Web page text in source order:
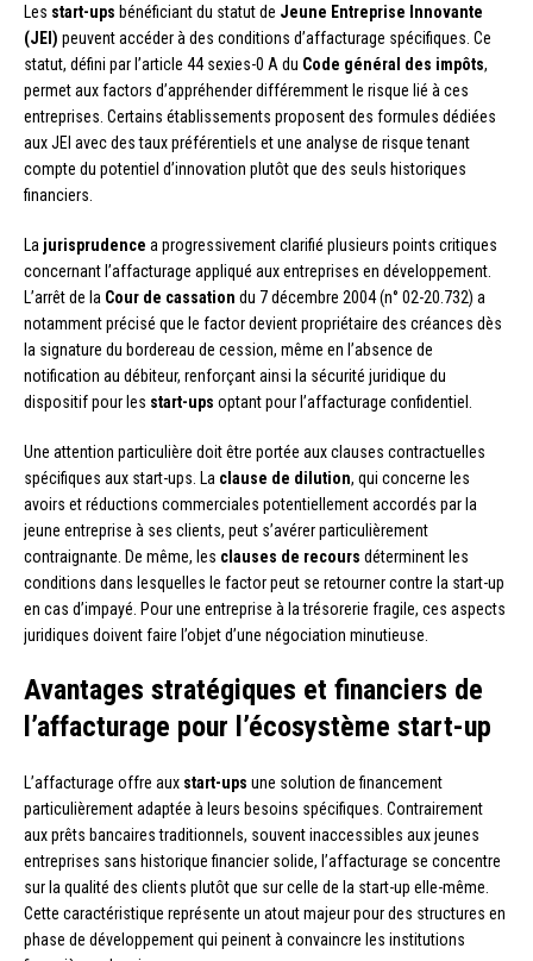
Les start-ups bénéficiant du statut de Jeune Entreprise Innovante
(JEI) peuvent accéder à des conditions d’affacturage spécifiques. Ce
statut, défini par l’article 44 sexies-0 A du Code général des impôts,
permet aux factors d’appréhender différemment le risque lié à ces
entreprises. Certains établissements proposent des formules dédiées
aux JEI avec des taux préférentiels et une analyse de risque tenant
compte du potentiel d’innovation plutôt que des seuls historiques
financiers.
La jurisprudence a progressivement clarifié plusieurs points critiques
concernant l’affacturage appliqué aux entreprises en développement.
L’arrêt de la Cour de cassation du 7 décembre 2004 (n° 02-20.732) a
notamment précisé que le factor devient propriétaire des créances dès
la signature du bordereau de cession, même en l’absence de
notification au débiteur, renforçant ainsi la sécurité juridique du
dispositif pour les start-ups optant pour l’affacturage confidentiel.
Une attention particulière doit être portée aux clauses contractuelles
spécifiques aux start-ups. La clause de dilution, qui concerne les
avoirs et réductions commerciales potentiellement accordés par la
jeune entreprise à ses clients, peut s’avérer particulièrement
contraignante. De même, les clauses de recours déterminent les
conditions dans lesquelles le factor peut se retourner contre la start-up
en cas d’impayé. Pour une entreprise à la trésorerie fragile, ces aspects
juridiques doivent faire l’objet d’une négociation minutieuse.
Avantages stratégiques et financiers de
l’affacturage pour l’écosystème start-up
L’affacturage offre aux start-ups une solution de financement
particulièrement adaptée à leurs besoins spécifiques. Contrairement
aux prêts bancaires traditionnels, souvent inaccessibles aux jeunes
entreprises sans historique financier solide, l’affacturage se concentre
sur la qualité des clients plutôt que sur celle de la start-up elle-même.
Cette caractéristique représente un atout majeur pour des structures en
phase de développement qui peinent à convaincre les institutions